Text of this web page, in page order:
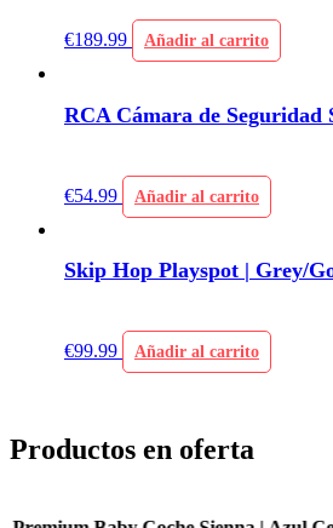
€189.99 Añadir al carrito
RCA Cámara de Seguridad
€54.99 Añadir al carrito
Skip Hop Playspot | Grey/
€99.99 Añadir al carrito
Productos en oferta